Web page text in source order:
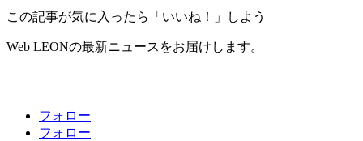
この記事が気に入ったら「いいね！」しよう
Web LEONの最新ニュースをお届けします。
フォロー
フォロー